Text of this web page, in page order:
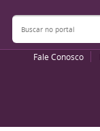
Buscar no portal
Fale Conosco